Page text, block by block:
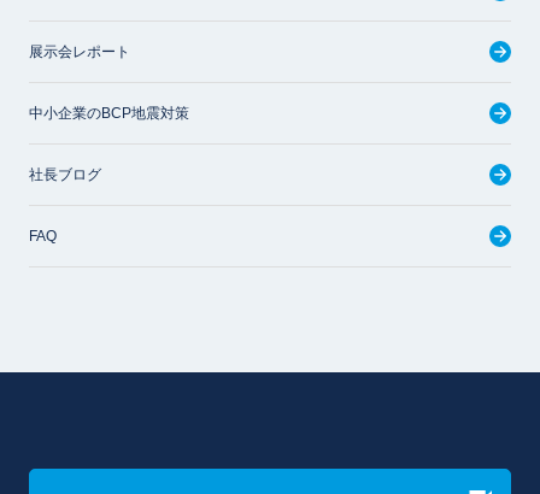
展示会レポート
中小企業のBCP地震対策
社長ブログ
FAQ